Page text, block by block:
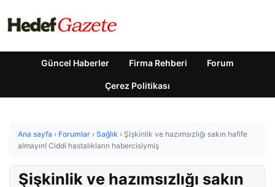
Güncel Haberler Firma Rehberi Forum
Çerez Politikası
Ana sayfa › Forumlar › Sağlık › Şişkinlik ve hazımsızlığı sakın hafife
almayın! Ciddi hastalıkların habercisiymiş
Şişkinlik ve hazımsızlığı sakın